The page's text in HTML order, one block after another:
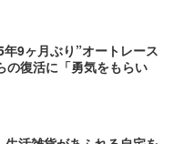
9ヶ月ぶり”オートレース
の復活に「勇気をもらい